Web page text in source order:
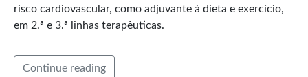
risco cardiovascular, como adjuvante à dieta e exercício,
em 2.ª e 3.ª linhas terapêuticas.
Continue reading